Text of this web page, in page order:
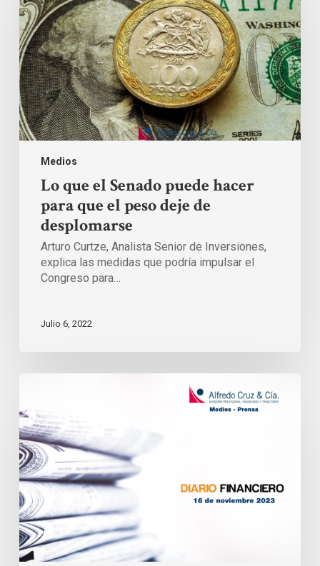
Medios
puede
hacer
para
que
el
peso
deje
de
desplomarse
Lo que el Senado puede hacer
para que el peso deje de
desplomarse
Arturo Curtze, Analista Senior de Inversiones,
explica las medidas que podría impulsar el
Congreso para…
Julio 6, 2022
puede
caer
la
pensión
de
una
persona
que
tiene
lagunas
previsionales
entre